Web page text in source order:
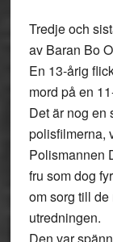
Tredje och
av Baran Bo
En 13-årig
mord på en
Det är nog en
polisfilmerna,
Polismannen
fru som dog
om sorg till
utredningen.